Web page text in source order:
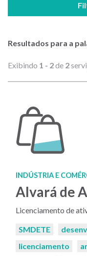
Resultados para a
Exibindo 1 - 2de 2
INDÚSTRIA E
Alvará de
Licenciamento de
Palavras-
SMDETE
licenciamento